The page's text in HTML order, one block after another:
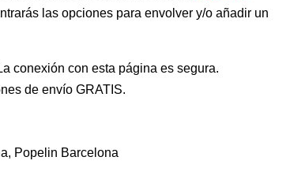
las opciones para envolver y/o añadir un
conexión con esta página es segura.
de envío GRATIS.
, Popelin Barcelona